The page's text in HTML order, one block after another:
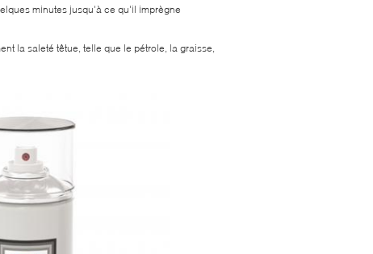
minutes jusqu'à ce qu'il imprègne
la saleté têtue, telle que le pétrole, la graisse,